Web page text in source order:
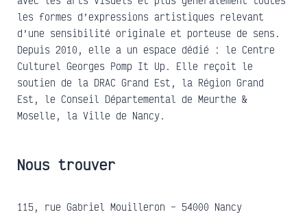
les formes d’expressions artistiques relevant
d’une sensibilité originale et porteuse de sens.
Depuis 2010, elle a un espace dédié : le Centre
Culturel Georges Pomp It Up. Elle reçoit le
soutien de la DRAC Grand Est, la Région Grand
Est, le Conseil Départemental de Meurthe &
Moselle, la Ville de Nancy.
Nous trouver
115, rue Gabriel Mouilleron – 54000 Nancy